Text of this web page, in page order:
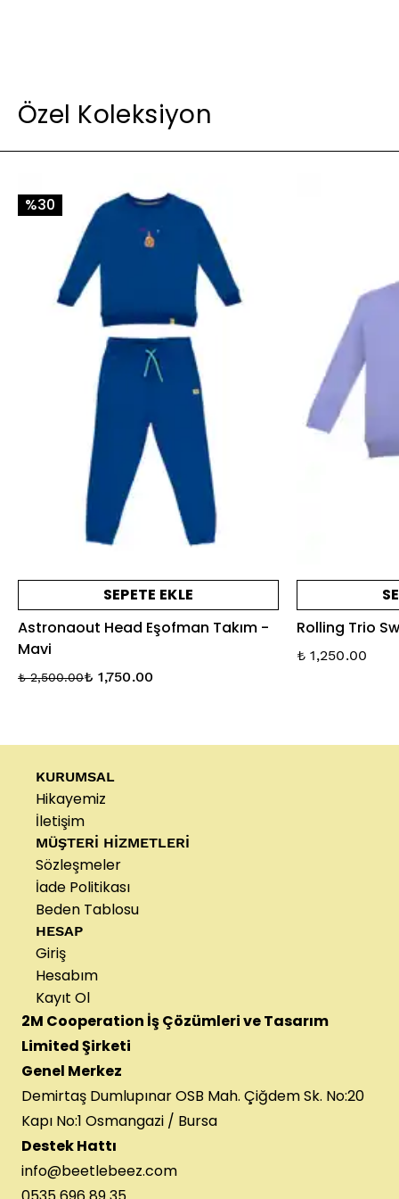
Özel Koleksiyon
%30
SEPETE EKLE
Astronaout Head Eşofman Takım -
Mavi
₺ 2,500.00₺ 1,750.00
Rolling Trio
₺ 1,250.00
KURUMSAL
Hikayemiz
İletişim
MÜŞTERİ HİZMETLERİ
Sözleşmeler
İade Politikası
Beden Tablosu
HESAP
Giriş
Hesabım
Kayıt Ol
2M Cooperation İş Çözümleri ve Tasarım
Limited Şirketi
Genel Merkez
Demirtaş Dumlupınar OSB Mah. Çiğdem Sk. No:20
Kapı No:1 Osmangazi / Bursa
Destek Hattı
info@beetlebeez.com